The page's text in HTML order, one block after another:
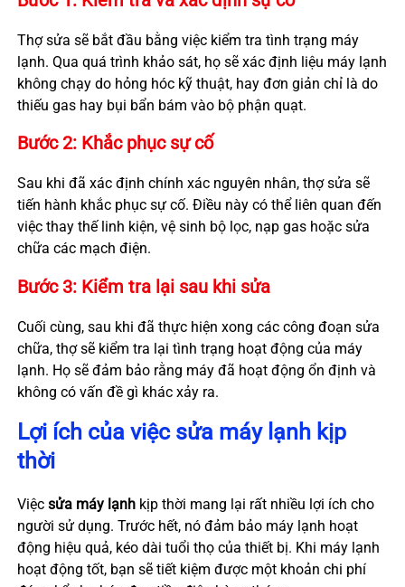
Thợ sửa sẽ bắt đầu bằng việc kiểm tra tình trạng máy
lạnh. Qua quá trình khảo sát, họ sẽ xác định liệu máy lạnh
không chạy do hỏng hóc kỹ thuật, hay đơn giản chỉ là do
thiếu gas hay bụi bẩn bám vào bộ phận quạt.
Bước 2: Khắc phục sự cố
Sau khi đã xác định chính xác nguyên nhân, thợ sửa sẽ
tiến hành khắc phục sự cố. Điều này có thể liên quan đến
việc thay thế linh kiện, vệ sinh bộ lọc, nạp gas hoặc sửa
chữa các mạch điện.
Bước 3: Kiểm tra lại sau khi sửa
Cuối cùng, sau khi đã thực hiện xong các công đoạn sửa
chữa, thợ sẽ kiểm tra lại tình trạng hoạt động của máy
lạnh. Họ sẽ đảm bảo rằng máy đã hoạt động ổn định và
không có vấn đề gì khác xảy ra.
Lợi ích của việc sửa máy lạnh kịp
thời
Việc sửa máy lạnhkịp thời mang lại rất nhiều lợi ích cho
người sử dụng. Trước hết, nó đảm bảo máy lạnh hoạt
động hiệu quả, kéo dài tuổi thọ của thiết bị. Khi máy lạnh
hoạt động tốt, bạn sẽ tiết kiệm được một khoản chi phí